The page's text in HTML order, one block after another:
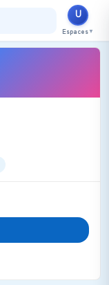
U
Espaces ▼